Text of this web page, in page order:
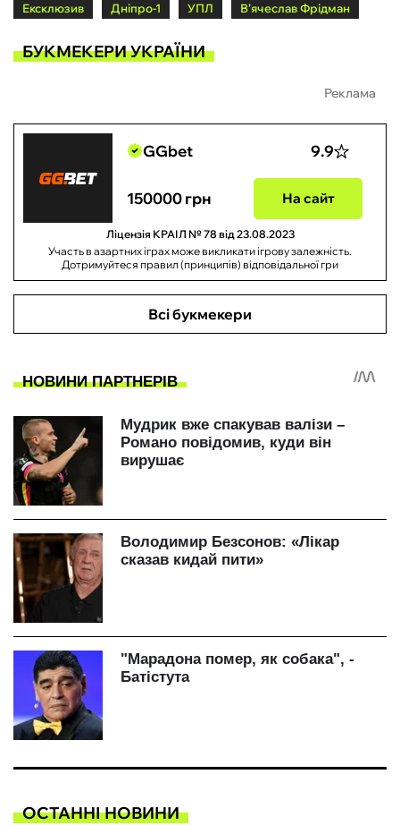
Ексклюзив Дніпро-1 УПЛ В’ячеслав Фрідман
БУКМЕКЕРИ УКРАЇНИ
Реклама
GGbet 9.9
150000 грн На сайт
Ліцензія КРАІЛ № 78 від 23.08.2023
Участь в азартних іграх може викликати ігрову залежність.
Дотримуйтеся правил (принципів) відповідальної гри
Всі букмекери
ОСТАННІ НОВИНИ